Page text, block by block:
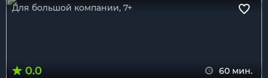
Для большой компании, 7+
0.0 60 мин.